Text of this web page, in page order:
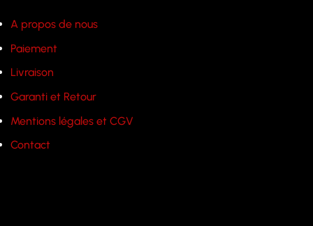
A propos de nous
Paiement
Livraison
Garanti et Retour
Mentions légales et CGV
Contact